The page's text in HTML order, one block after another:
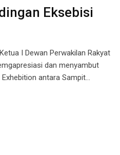
Eksebisi
I Dewan Perwakilan Rakyat
dan menyambut
antara Sampit…